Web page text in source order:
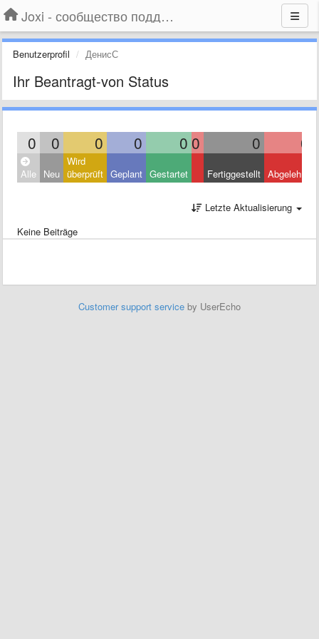
Joxi - сообщество поддержки
Benutzerprofil ДенисС
Ihr Beantragt-von Status
0 0 0 0 0 0 0 0
Alle Neu
Wird
überprüft Geplant Gestartet Fertiggestellt Abgelehnt
Letzte Aktualisierung
Keine Beiträge
Customer support service by UserEcho